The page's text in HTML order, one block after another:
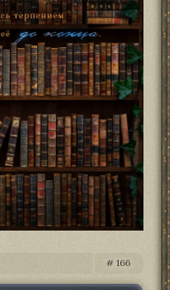
166